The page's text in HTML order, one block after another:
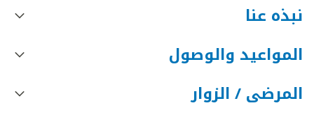
نبذه عنا
المواعيد والوصول
المرضى / الزوار